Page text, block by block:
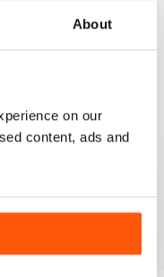
About
on our
content, ads and
Recensito 10 luglio 2019